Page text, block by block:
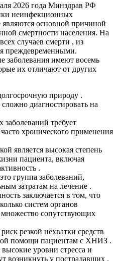
2026 года Минздрав РФ
неинфекционных
основной причиной
смертности населения. На
случаев смерти , из
преждевременными.
заболевания имеют восемь
их отличают от других
природу .
диагностировать на
заболеваний требует
хронического применения
является высокая степень
пациента, включая
.
группа заболеваний,
затратам на лечение .
заключается в том, что
систем органов
сопутствующих
резкой нехватки средств
помощи пациентам с ХНИЗ .
уровни стресса и
возникнуть у пострадавших .